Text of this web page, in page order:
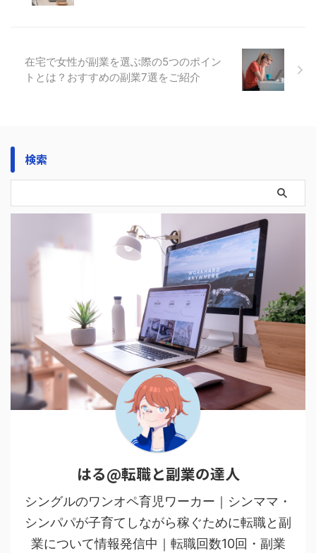
在宅で女性が副業を選ぶ際の5つのポイン
トとは？おすすめの副業7選をご紹介
検索
はる@転職と副業の達人
シングルのワンオペ育児ワーカー｜シンママ・
シンパパが子育てしながら稼ぐために転職と副
業について情報発信中｜転職回数10回・副業